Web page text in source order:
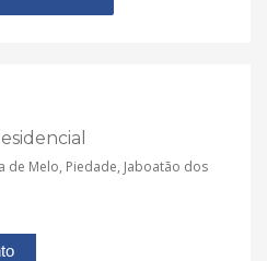
de Melo, Piedade, Jaboatão dos